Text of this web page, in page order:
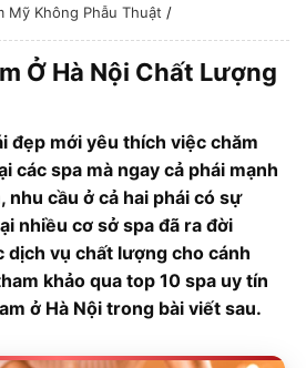
Mỹ Không Phẫu Thuật /
Ở Hà Nội Chất Lượng
đẹp mới yêu thích việc chăm
các spa mà ngay cả phái mạnh
nhu cầu ở cả hai phái có sự
nhiều cơ sở spa đã ra đời
dịch vụ chất lượng cho cánh
khảo qua top 10 spa uy tín
ở Hà Nội trong bài viết sau.